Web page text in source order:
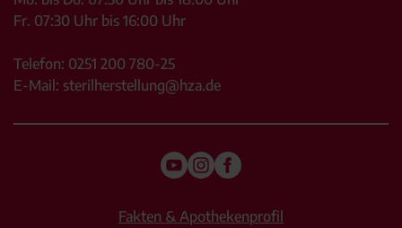
Fr. 07:30 Uhr bis 16:00 Uhr
Telefon: 0251 200 780-25
E-Mail: sterilherstellung@hza.de
Fakten & Apothekenprofil